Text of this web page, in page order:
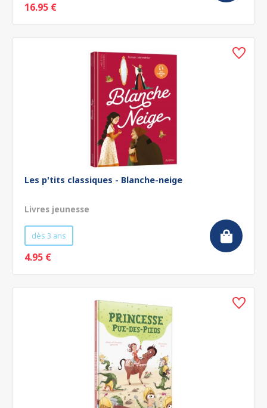
16.95 €
Les p'tits classiques - Blanche-neige
Livres jeunesse
dès 3 ans
4.95 €